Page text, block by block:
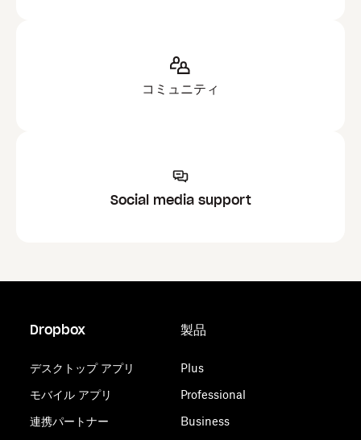
コミュニティ
Social media support
Dropbox
デスクトップ アプリ
モバイル アプリ
連携パートナー
製品
Plus
Professional
Business